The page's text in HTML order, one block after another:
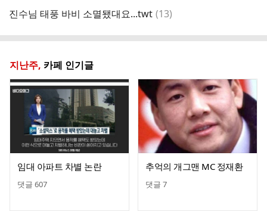
진수님 태풍 바비 소멸됐대요...twt 댓
(13)
지난주, 카페 인기글
임대 아파트 차별 논란
댓글 607
추억의 개그맨 MC 정재환
댓글 7